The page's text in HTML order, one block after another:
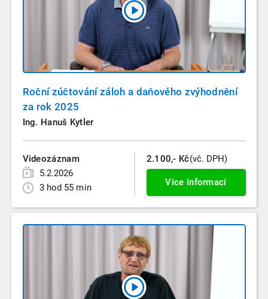
Roční zúčtování záloh a daňového zvýhodnění
za rok 2025
Ing. Hanuš Kytler
Videozáznam
5.2.2026
3 hod 55 min
2.100,- Kč(vč. DPH)
Více informací